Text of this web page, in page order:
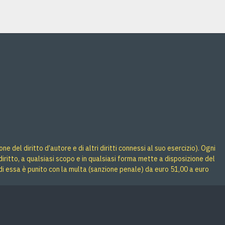
del diritto d’autore e di altri diritti connessi al suo esercizio). Ogni
a qualsiasi scopo e in qualsiasi forma mette a disposizione del
è punito con la multa (sanzione penale) da euro 51,00 a euro